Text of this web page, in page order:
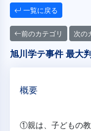
一覧に戻る
前のカテゴリ 次の
旭川学テ事件 最大
概要
①親は、子どもの